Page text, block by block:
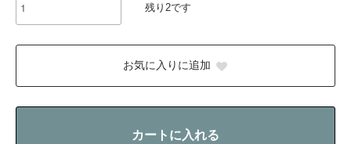
残り2です
お気に入りに追加
カートに入れる